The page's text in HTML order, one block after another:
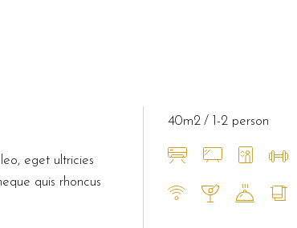
eget ultricies
quis rhoncus
40m2 1-2 person